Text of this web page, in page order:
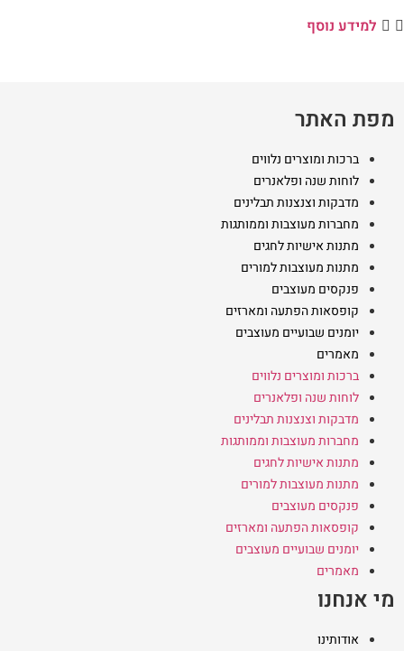
למידע נוסף
מפת האתר
ברכות ומוצרים נלווים
לוחות שנה ופלאנרים
מדבקות וצנצנות תבלינים
מחברות מעוצבות וממותגות
מתנות אישיות לחגים
מתנות מעוצבות למורים
פנקסים מעוצבים
קופסאות הפתעה ומארזים
יומנים שבועיים מעוצבים
מאמרים
ברכות ומוצרים נלווים
לוחות שנה ופלאנרים
מדבקות וצנצנות תבלינים
מחברות מעוצבות וממותגות
מתנות אישיות לחגים
מתנות מעוצבות למורים
פנקסים מעוצבים
קופסאות הפתעה ומארזים
יומנים שבועיים מעוצבים
מאמרים
מי אנחנו
אודותינו